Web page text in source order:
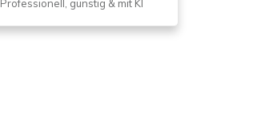
Professionell, günstig & mit KI